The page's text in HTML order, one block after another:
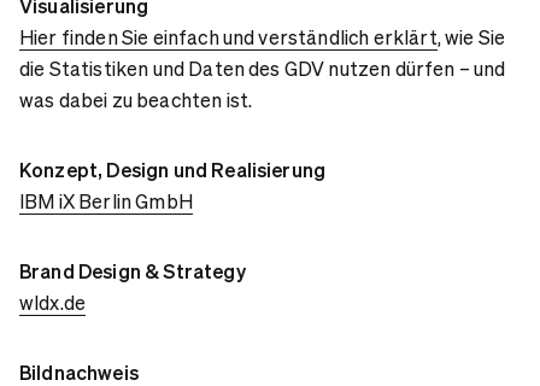
Visualisierung
Hier finden Sie einfach und verständlich erklärt, wie Sie
die Statistiken und Daten des GDV nutzen dürfen – und
was dabei zu beachten ist.
Konzept, Design und Realisierung
IBM iX Berlin GmbH
Brand Design & Strategy
wldx.de
Bildnachweis